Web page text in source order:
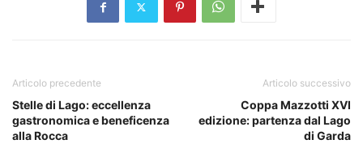
Articolo precedente
Stelle di Lago: eccellenza
gastronomica e beneficenza
alla Rocca
Articolo successivo
Coppa Mazzotti XVI
edizione: partenza dal Lago
di Garda